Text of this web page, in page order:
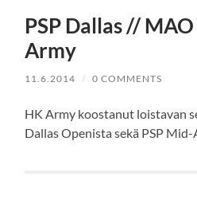
PSP Dallas //
Army
11.6.2014 / 0 COMMENTS
HK Army koostanut loistavan
Dallas Openista sekä PSP